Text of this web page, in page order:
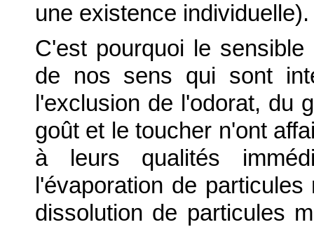
une existence individuelle).
C'est pourquoi le
de nos sens qui sont
l'exclusion de l'odorat, du
goût et le toucher n'ont
à leurs qualités
l'évaporation de
dissolution de particules